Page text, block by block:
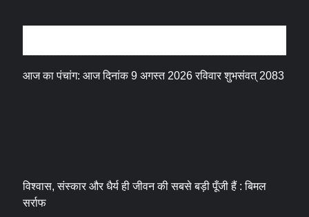
आज का पंचांग: आज दिनांक 9 अगस्त 2026 रविवार शुभसंवत् 2083
विश्वास, संस्कार और धैर्य ही जीवन की सबसे बड़ी पूँजी हैं : बिमल
सर्राफ